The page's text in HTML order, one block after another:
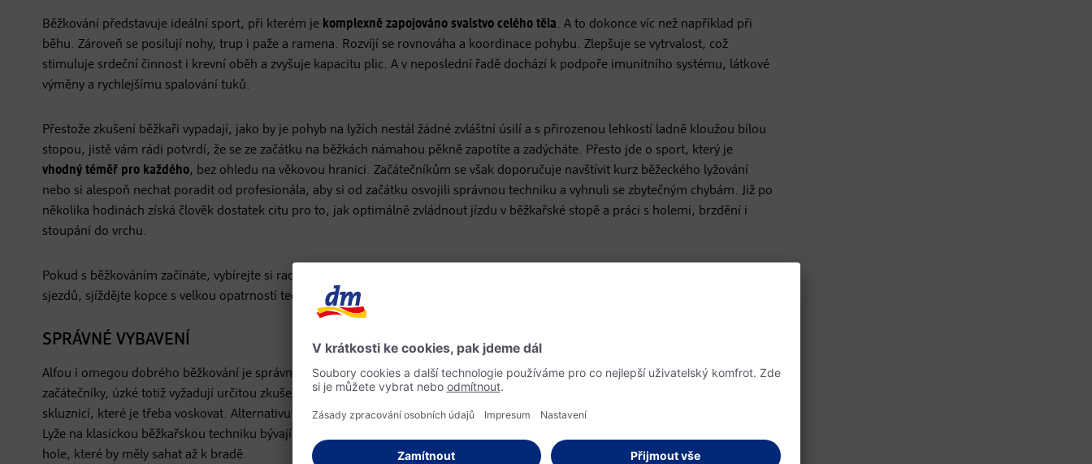
Běžkování představuje ideální sport, při kterém je komplexně zapojováno svalstvo celého těla. A to dokonce víc než například při
běhu. Zároveň se posilují nohy, trup i paže a ramena. Rozvíjí se rovnováha a koordinace pohybu. Zlepšuje se vytrvalost, což
stimuluje srdeční činnost i krevní oběh a zvyšuje kapacitu plic. A v neposlední řadě dochází k podpoře imunitního systému, látkové
výměny a rychlejšímu spalování tuků.
Přestože zkušení běžkaři vypadají, jako by je pohyb na lyžích nestál žádné zvláštní úsilí a s přirozenou lehkostí ladně kloužou bílou
stopou, jistě vám rádi potvrdí, že se ze začátku na běžkách námahou pěkně zapotíte a zadýcháte. Přesto jde o sport, který je
vhodný téměř pro každého, bez ohledu na věkovou hranici. Začátečníkům se však doporučuje navštívit kurz běžeckého lyžování
nebo si alespoň nechat poradit od profesionála, aby si od začátku osvojili správnou techniku a vyhnuli se zbytečným chybám. Již po
několika hodinách získá člověk dostatek citu pro to, jak optimálně zvládnout jízdu v běžkařské stopě a práci s holemi, brzdění i
stoupání do vrchu.
Pokud s běžkováním začínáte, vybírejte si raději nenáročný terén a trasy s minimálním převýšením. Pokud se obáváte prudkých
sjezdů, sjíždějte kopce s velkou opatrností technikou plužení.
SPRÁVNÉ VYBAVENÍ
Alfou i omegou dobrého běžkování je správné a kvalitní vybavení . Lyže i hole musí odpovídat vaší výšce. Širší lyže se hodí pro
začátečníky, úzké totiž vyžadují určitou zkušenost s udržováním rovnováhy. Zároveň není nutné pořizovat si běžky s hladkou
skluznicí, které je třeba voskovat. Alternativu nabízí lyže s protiskluzovými šupinami ve střední části, které jsou vhodné i pro děti.
Lyže na klasickou běžkařskou techniku bývají asi o 10 cm delší než lyže na „bruslení“. Bruslařská technika zároveň vyžaduje delší
hole, které by měly sahat až k bradě.